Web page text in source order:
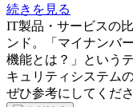
続きを見る
IT製品・サービスの
ンド。「 マイナンバ
機能とは？ 」という
キュリティシステム
ぜひ参考にしてくださ